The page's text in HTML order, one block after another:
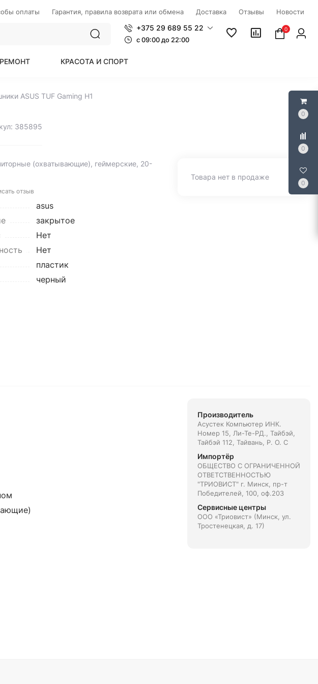
0
0
0
оплаты Гарантия, правила возврата или обмена Доставка Отзывы Новости
+375 29 689 55 22
c 09:00 до 22:00
0
КРАСОТА И СПОРТ
ASUS TUF Gaming H1
385895
(охватывающие), геймерские, 20-
отзыв
asus
закрытое
Нет
Нет
пластик
черный
Товара нет в продаже
Производитель
Асустек Компьютер ИНК.
Номер 15, Ли-Те-РД., Тайбэй,
Тайбэй 112, Тайвань, Р. О. С
Импортёр
ОБЩЕСТВО С ОГРАНИЧЕННОЙ
ОТВЕТСТВЕННОСТЬЮ
"ТРИОВИСТ" г. Минск, пр-т
Победителей, 100, оф.203
Сервисные центры
ООО «Триовист» (Минск, ул.
Тростенецкая, д. 17)